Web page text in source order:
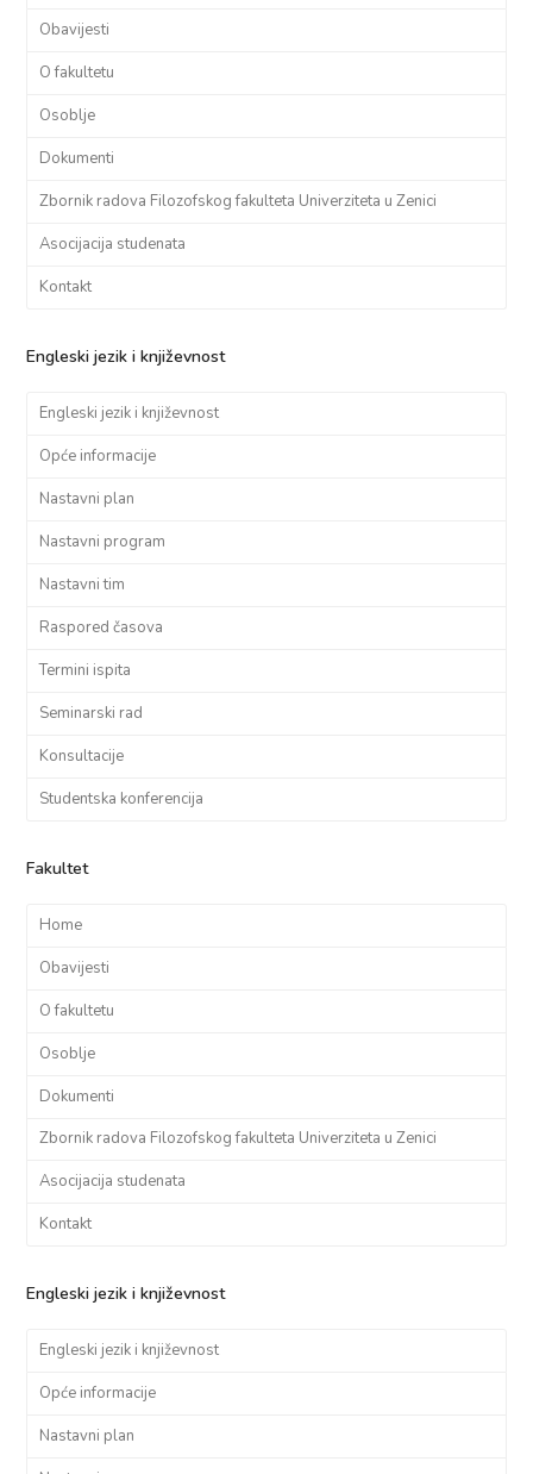
Obavijesti
O fakultetu
Osoblje
Dokumenti
Zbornik radova Filozofskog fakulteta Univerziteta u Zenici
Asocijacija studenata
Kontakt
Engleski jezik i književnost
Engleski jezik i književnost
Opće informacije
Nastavni plan
Nastavni program
Nastavni tim
Raspored časova
Termini ispita
Seminarski rad
Konsultacije
Studentska konferencija
Fakultet
Home
Obavijesti
O fakultetu
Osoblje
Dokumenti
Zbornik radova Filozofskog fakulteta Univerziteta u Zenici
Asocijacija studenata
Kontakt
Engleski jezik i književnost
Engleski jezik i književnost
Opće informacije
Nastavni plan